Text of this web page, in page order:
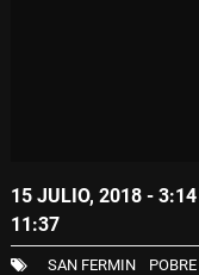
15 JULIO, 2018 - 3:14
11:37
SAN FERMIN